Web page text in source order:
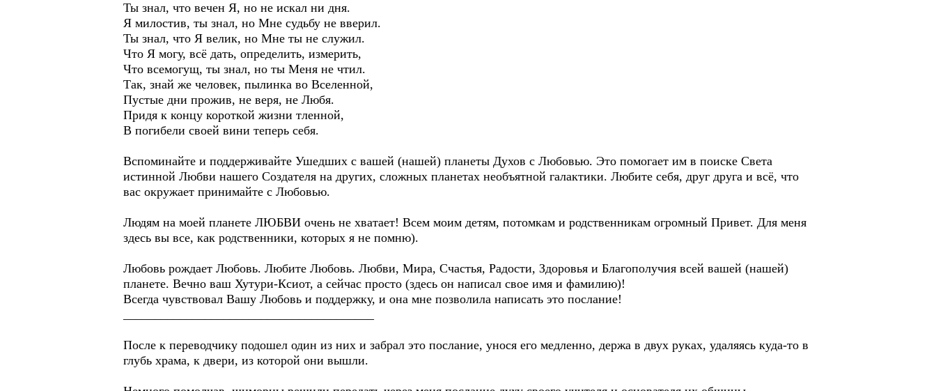
Ты знал, что вечен Я, но не искал ни дня.
Я милостив, ты знал, но Мне судьбу не вверил.
Ты знал, что Я велик, но Мне ты не служил.
Что Я могу, всё дать, определить, измерить,
Что всемогущ, ты знал, но ты Меня не чтил.
Так, знай же человек, пылинка во Вселенной,
Пустые дни прожив, не веря, не Любя.
Придя к концу короткой жизни тленной,
В погибели своей вини теперь себя.
Вспоминайте и поддерживайте Ушедших с вашей (нашей) планеты Духов с Любовью. Это помогает им в поиске Света
истинной Любви нашего Создателя на других, сложных планетах необъятной галактики. Любите себя, друг друга и всё, что
вас окружает принимайте с Любовью.
Людям на моей планете ЛЮБВИ очень не хватает! Всем моим детям, потомкам и родственникам огромный Привет. Для меня
здесь вы все, как родственники, которых я не помню).
Любовь рождает Любовь. Любите Любовь. Любви, Мира, Счастья, Радости, Здоровья и Благополучия всей вашей (нашей)
планете. Вечно ваш Хутури-Ксиот, а сейчас просто (здесь он написал свое имя и фамилию)!
Всегда чувствовал Вашу Любовь и поддержку, и она мне позволила написать это послание!
После к переводчику подошел один из них и забрал это послание, унося его медленно, держа в двух руках, удаляясь куда-то в
глубь храма, к двери, из которой они вышли.